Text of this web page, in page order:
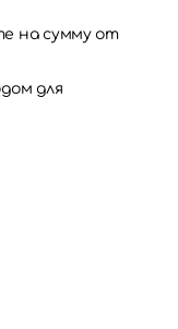
на сумму от
для